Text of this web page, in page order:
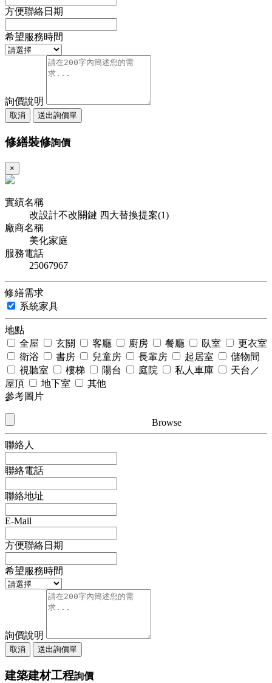
方便聯絡日期
希望服務時間
詢價說明
取消 送出詢價單
修繕裝修詢價
×
實績名稱
改設計不改關鍵 四大替換提案(1)
廠商名稱
美化家庭
服務電話
25067967
修繕需求
系統家具
地點
全屋
玄關 客廳 廚房 餐廳 臥室
更衣室
衛浴
書房 兒童房 長輩房 起居室
儲物間
視聽室
樓梯 陽台 庭院 私人車庫
天台／
屋頂
地下室
其他
參考圖片
Browse
聯絡人
聯絡電話
聯絡地址
E-Mail
方便聯絡日期
希望服務時間
詢價說明
取消 送出詢價單
建築建材工程詢價